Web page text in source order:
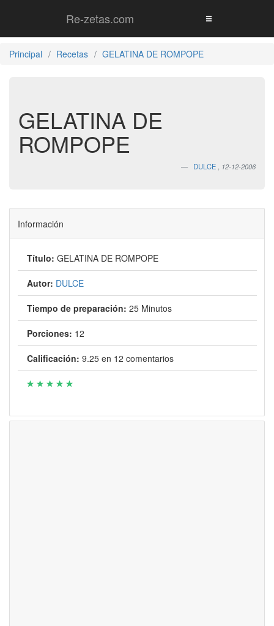
Re-zetas.com
Principal Recetas GELATINA DE ROMPOPE
GELATINA DE
ROMPOPE
DULCE 12-12-2006
Información
Título: GELATINA DE ROMPOPE
Autor: DULCE
Tiempo de preparación: 25 Minutos
Porciones: 12
Calificación: 9.25 en 12 comentarios